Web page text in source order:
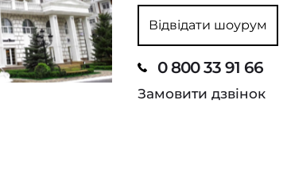
Відвідати шоурум
0 800 33 91 66
Замовити дзвінок